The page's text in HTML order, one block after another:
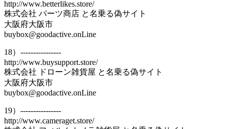
http://www.betterlikes.store/
株式会社 パーツ商店 と名乗る偽サイト
大阪府大阪市
buybox@goodactive.onLine
18）----------------
http://www.buysupport.store/
株式会社 ドローン雑貨屋 と名乗る偽サイト
大阪府大阪市
buybox@goodactive.onLine
19）----------------
http://www.cameraget.store/